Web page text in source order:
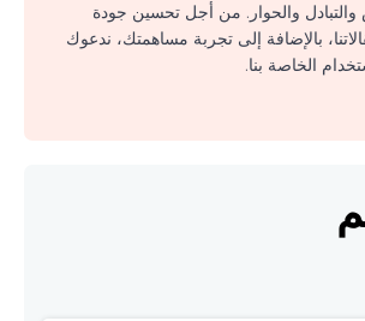
والحوار. من أجل تحسين جودة
بالإضافة إلى تجربة مساهمتك، ندعوك
الخاصة بنا.